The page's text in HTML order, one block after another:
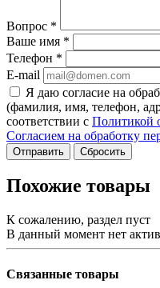
Вопрос *
Ваше имя *
Телефон *
E-mail
Я даю согласие на
(фамилия, имя, телефон,
соответствии с Политикой
Согласием на обработку
Сбросить
Похожие товары
К сожалению, раздел пуст
В данный момент нет
Связанные товары